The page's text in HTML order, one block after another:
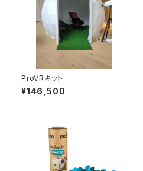
ProVRキット
¥146,500